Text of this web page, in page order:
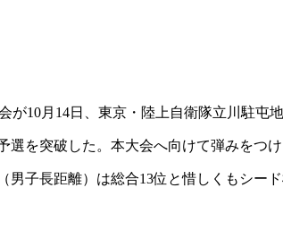
10月14日、東京・陸上自衛隊立川駐屯
を突破した。本大会へ向けて弾みをつ
子長距離）は総合13位と惜しくもシ